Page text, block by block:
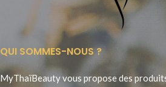
QUI SOMMES-NOUS ?
MyThaïBeauty vous propose des